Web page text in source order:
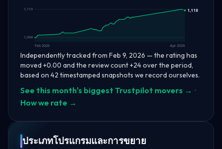
1,119
1,094
1,118
Feb 2026 Apr 2026
Independently tracked from Feb 9, 2026 — the rating has
moved +0.00 and the review count +24 over the period,
based on 42 timestamped snapshots we record ourselves.
See this month's biggest Trustpilot movers → ·
How we rate →
ประเภทโปรแกรมและการขยาย